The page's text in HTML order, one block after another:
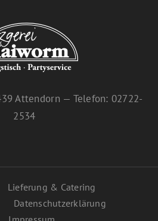
Attendorn — Telefon: 02722-
2534
Lieferung & Catering
Datenschutzerklärung